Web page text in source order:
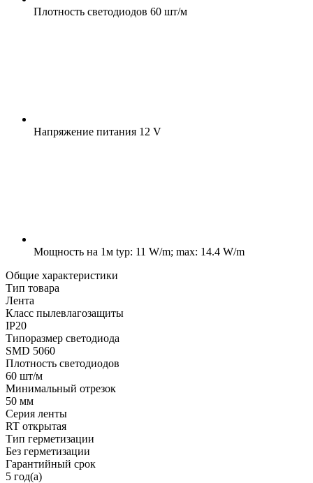
Плотность светодиодов 60 шт/м
Напряжение питания 12 V
Мощность на 1м typ: 11 W/m; max: 14.4 W/m
Общие характеристики
Тип товара
Лента
Класс пылевлагозащиты
IP20
Типоразмер светодиода
SMD 5060
Плотность светодиодов
60 шт/м
Минимальный отрезок
50 мм
Серия ленты
RT открытая
Тип герметизации
Без герметизации
Гарантийный срок
5 год(а)